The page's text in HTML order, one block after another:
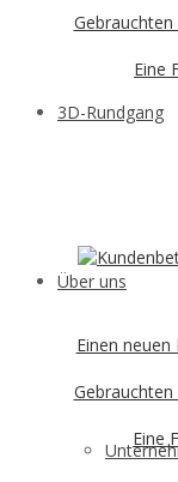
3D-Rundgang
Über uns
Eine
Einen
Eine